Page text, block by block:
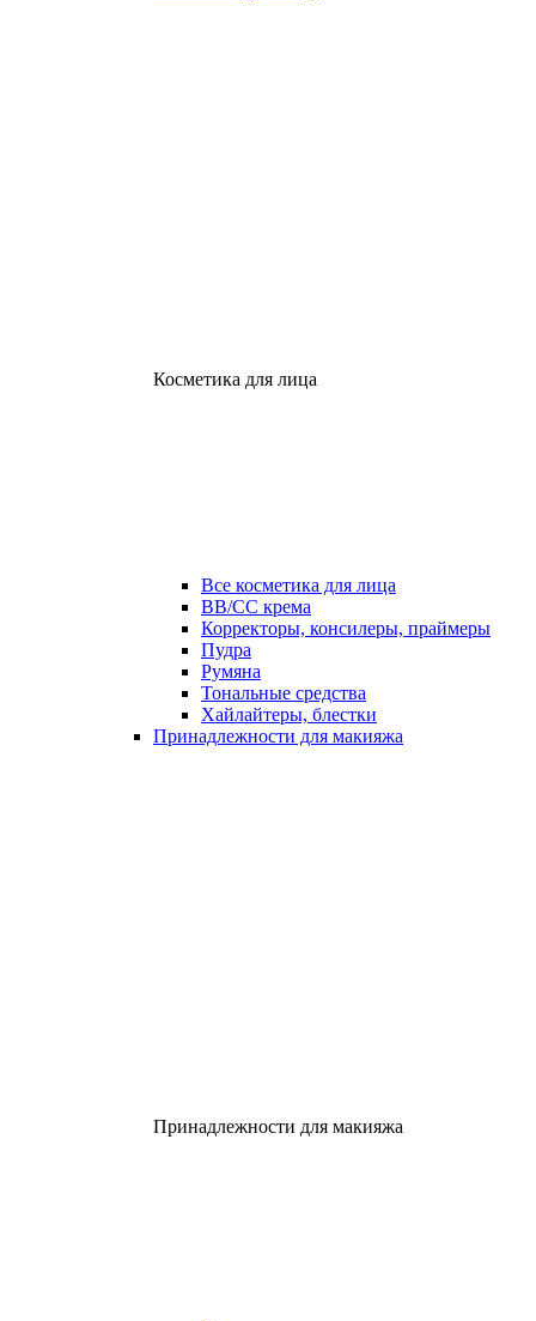
Косметика для лица
Все косметика для лица
ВВ/СС крема
Корректоры, консилеры, праймеры
Пудра
Румяна
Тональные средства
Хайлайтеры, блестки
Принадлежности для макияжа
Принадлежности для макияжа